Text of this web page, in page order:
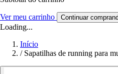
Ver meu carrinho Continuar
Loading...
Início
/ Sapatilhas de running para